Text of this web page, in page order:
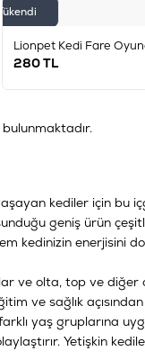
Tükendi
Lionpet Kedi Fare
280TL
kediler için bu
geniş ürün
kedinizin enerjisini
ve olta, top ve diğer
ve sağlık
yaş gruplarına
Yetişkin